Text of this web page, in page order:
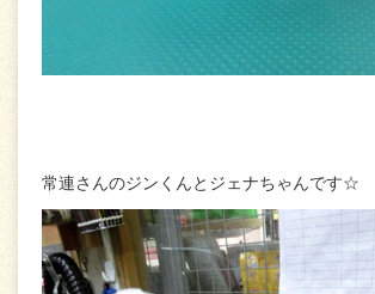
常連さんのジンくんとジェナちゃんです☆